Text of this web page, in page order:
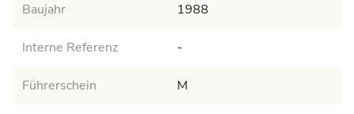
Baujahr 1988
Interne Referenz -
Führerschein M